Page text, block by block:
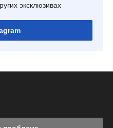
эксклюзивах